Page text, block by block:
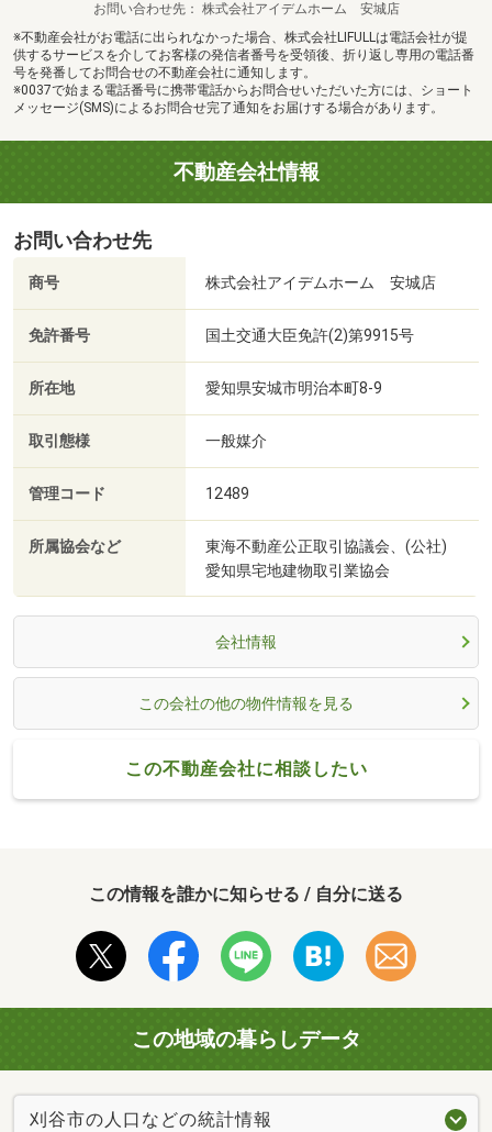
お問い合わせ先
株式会社アイデムホーム 安城店
※不動産会社がお電話に出られなかった場合、株式会社LIFULLは電話会社が提
供するサービスを介してお客様の発信者番号を受領後、折り返し専用の電話番
号を発番してお問合せの不動産会社に通知します。
※0037で始まる電話番号に携帯電話からお問合せいただいた方には、ショート
メッセージ(SMS)によるお問合せ完了通知をお届けする場合があります。
不動産会社情報
お問い合わせ先
商号 株式会社アイデムホーム 安城店
免許番号 国土交通大臣免許(2)第9915号
所在地 愛知県安城市明治本町8-9
取引態様 一般媒介
管理コード 12489
所属協会など
東海不動産公正取引協議会、(公社)
愛知県宅地建物取引業協会
会社情報
この会社の他の物件情報を見る
この不動産会社に相談したい
この情報を誰かに知らせる / 自分に送る
この地域の暮らしデータ
刈谷市の人口などの統計情報